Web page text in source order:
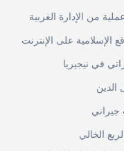
من الإدارة الغربية
الإسلامية على الإنترنت
في نيجيريا
الدين
الخالي